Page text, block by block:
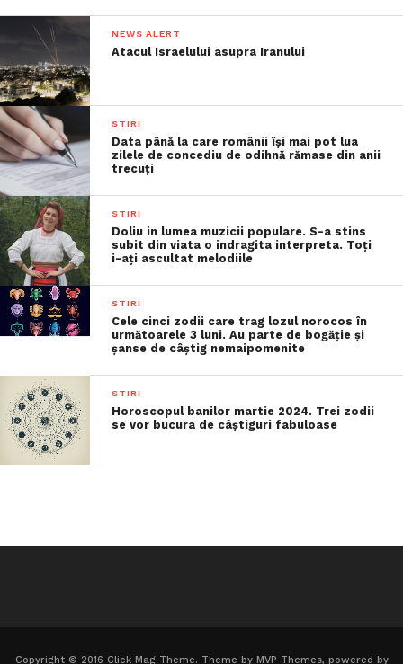
NEWS ALERT
Atacul Israelului asupra Iranului
STIRI
Data până la care românii îşi mai pot lua
zilele de concediu de odihnă rămase din anii
trecuţi
STIRI
Doliu in lumea muzicii populare. S-a stins
subit din viata o indragita interpreta. Toți
i-ați ascultat melodiile
STIRI
Cele cinci zodii care trag lozul norocos în
următoarele 3 luni. Au parte de bogăție și
șanse de câștig nemaipomenite
STIRI
Horoscopul banilor martie 2024. Trei zodii
se vor bucura de câștiguri fabuloase
Copyright © 2016 Click Mag Theme. Theme by MVP Themes, powered by